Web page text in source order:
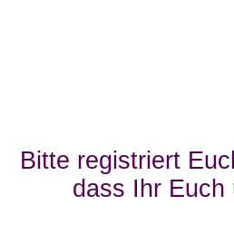
Bitte registriert
dass Ihr Euch